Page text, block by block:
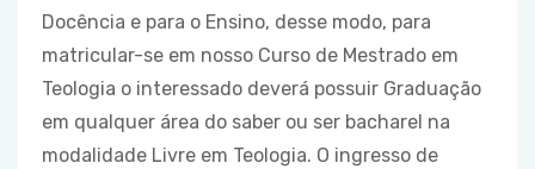
Docência e para o Ensino, desse modo, para
matricular-se em nosso Curso de Mestrado em
Teologia o interessado deverá possuir Graduação
em qualquer área do saber ou ser bacharel na
modalidade Livre em Teologia. O ingresso de